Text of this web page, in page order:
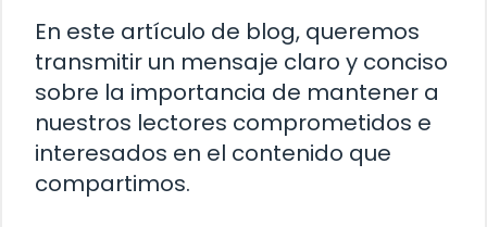
En este artículo de blog, queremos
transmitir un mensaje claro y conciso
sobre la importancia de mantener a
nuestros lectores comprometidos e
interesados en el contenido que
compartimos.